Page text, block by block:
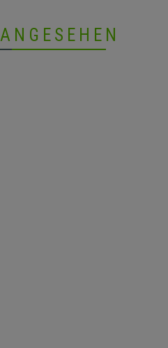
ANGESEHEN